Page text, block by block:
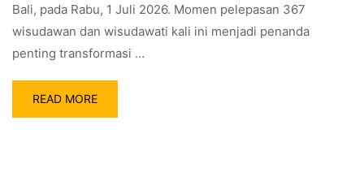
Bali, pada Rabu, 1 Juli 2026. Momen pelepasan 367
wisudawan dan wisudawati kali ini menjadi penanda
penting transformasi …
READ MORE